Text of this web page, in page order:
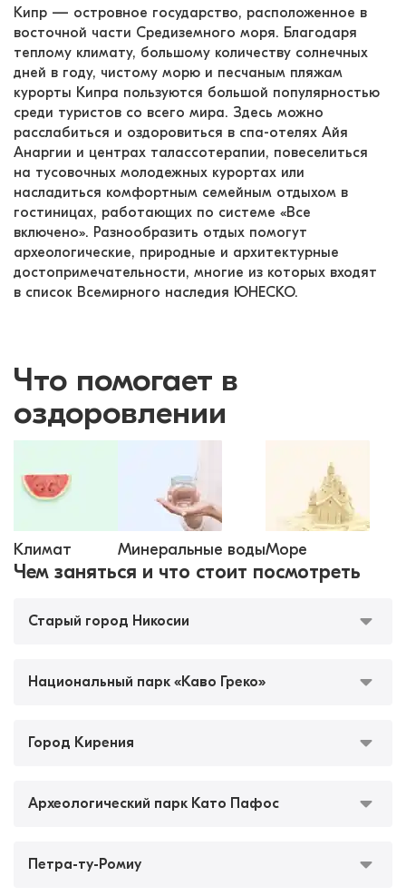
Кипр — островное государство, расположенное в
восточной части Средиземного моря. Благодаря
теплому климату, большому количеству солнечных
дней в году, чистому морю и песчаным пляжам
курорты Кипра пользуются большой популярностью
среди туристов со всего мира. Здесь можно
расслабиться и оздоровиться в спа-отелях Айя
Анаргии и центрах талассотерапии, повеселиться
на тусовочных молодежных курортах или
насладиться комфортным семейным отдыхом в
гостиницах, работающих по системе «Все
включено». Разнообразить отдых помогут
археологические, природные и архитектурные
достопримечательности, многие из которых входят
в список Всемирного наследия ЮНЕСКО.
Что помогает в
оздоровлении
Климат Минеральные водыМоре
Чем заняться и что стоит посмотреть
Старый город Никосии
Национальный парк «Каво Греко»
Город Кирения
Археологический парк Като Пафос
Петра-ту-Ромиу